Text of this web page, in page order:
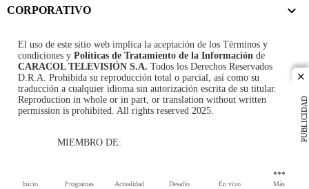
Inicio Programas Actualidad Desafío En vivo Más
PUBLICIDAD
CORPORATIVO
El uso de este sitio web implica la aceptación de los Términos y
condiciones y Políticas de Tratamiento de la Información de
CARACOL TELEVISIÓN S.A. Todos los Derechos Reservados
D.R.A. Prohibida su reproducción total o parcial, así como su
traducción a cualquier idioma sin autorización escrita de su titular.
Reproduction in whole or in part, or translation without written
permission is prohibited. All rights reserved 2025.
MIEMBRO DE: